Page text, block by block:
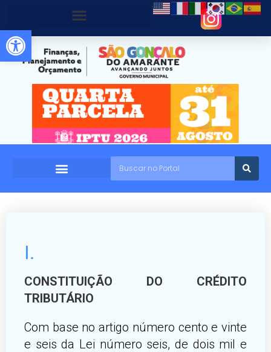
Abrir a barra de ferramentas
I.
CONSTITUIÇÃO DO CRÉDITO
TRIBUTÁRIO
Com base no artigo número cento e vinte
e seis da Lei número seis, de dois mil e